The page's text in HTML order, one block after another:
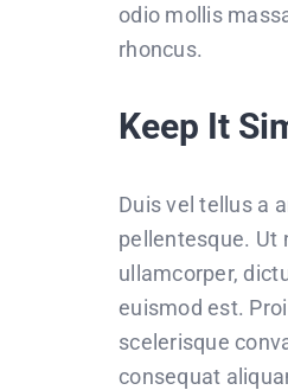
odio mollis
rhoncus.
Keep It
Duis vel tellus a
pellentesque. Ut
ullamcorper,
euismod est.
scelerisque
consequat